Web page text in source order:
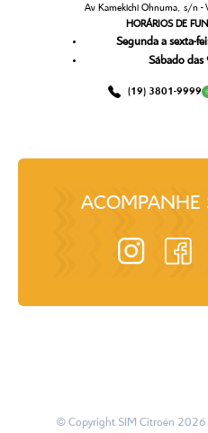
Av Kamekichi Ohnuma, s/n -
HORÁRIOS DE
Segunda a sexta-
Sábado
(19) 3801-9999
ACOMPANHE
© Copyright SIM Citroën 2026